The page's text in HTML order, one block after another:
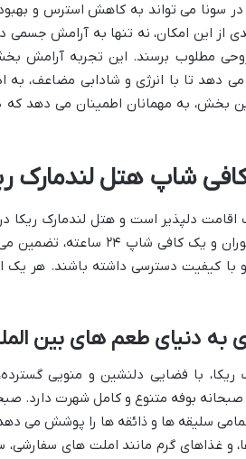
سونا می تواند به کاهش استرس و
از این امکان، نه تنها به آرامش
مطلوب برسند. این تجربه آرامش
دهد تا با انرژی و شادابی مضاعف، به
بخش، به مهمانان اطمینان می دهد
شاپ هتل لندمارک
اقامت دلپذیر است و هتل لندمارک ریکا
گذاشته است. این هتل با دارا بودن چندین
و با کیفیت دسترسی داشته باشند. هر
ریکا، با فضایی دلنشین و منویی
صبحانه بوفه متنوع و کامل شهرت دارد.
سلیقه ها و ذائقه ها را پوشش می
و غذاهای گرم مانند املت های